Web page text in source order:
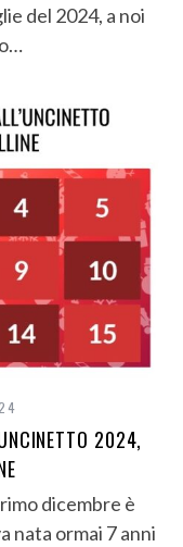
del 2024, a noi
2024,
dicembre è
nata ormai 7 anni